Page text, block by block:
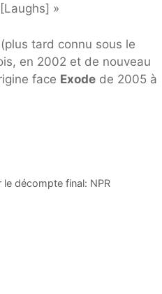
»
(plus tard connu sous le
en 2002 et de nouveau
face Exode de 2005 à
décompte final: NPR